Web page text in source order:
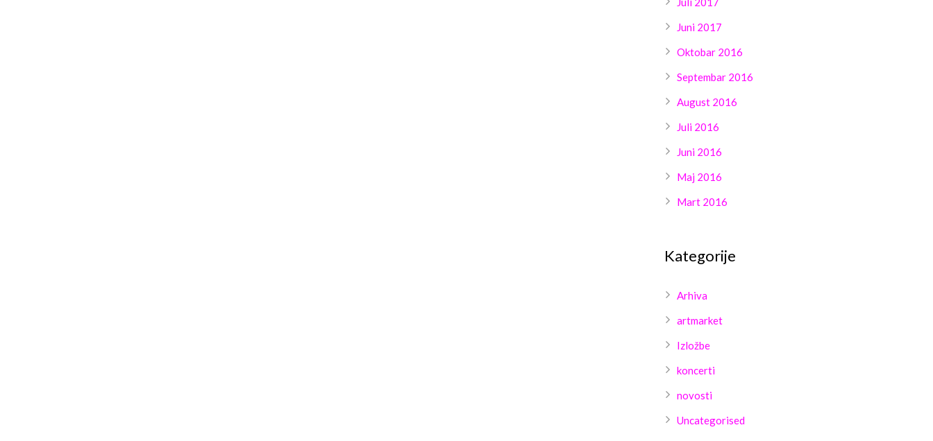
Juni 2017
Oktobar 2016
Septembar 2016
August 2016
Juli 2016
Juni 2016
Maj 2016
Mart 2016
Kategorije
Arhiva
artmarket
Izložbe
koncerti
novosti
Uncategorised